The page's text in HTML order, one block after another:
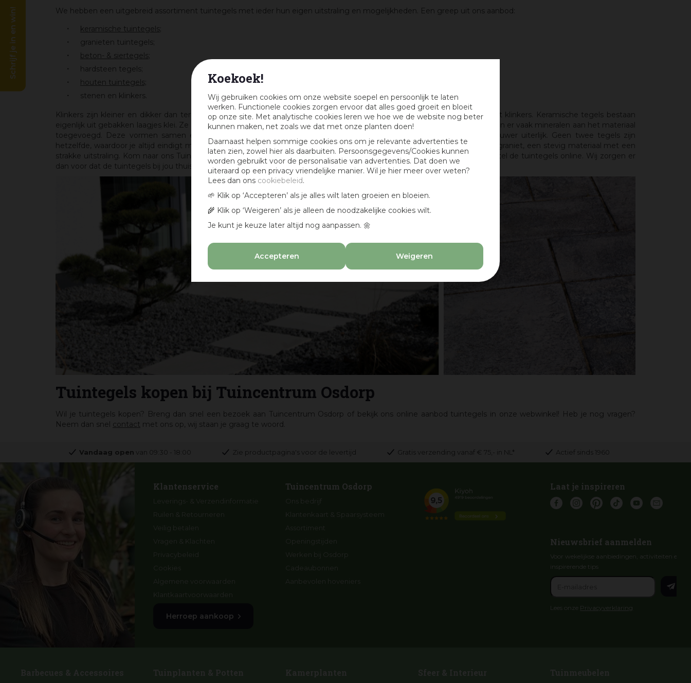
Koekoek!
Wij gebruiken cookies om onze website soepel en persoonlijk te laten
werken. Functionele cookies zorgen ervoor dat alles goed groeit en bloeit
op onze site. Met analytische cookies leren we hoe we de website nog beter
kunnen maken, net zoals we dat met onze planten doen!
Daarnaast helpen sommige cookies ons om je relevante advertenties te
laten zien, zowel hier als daarbuiten. Persoonsgegevens/Cookies kunnen
worden gebruikt voor de personalisatie van advertenties. Dat doen we
uiteraard op een privacy vriendelijke manier. Wil je hier meer over weten?
Lees dan ons cookiebeleid.
🌱 Klik op ‘Accepteren’ als je alles wilt laten groeien en bloeien.
🌾 Klik op ‘Weigeren’ als je alleen de noodzakelijke cookies wilt.
Je kunt je keuze later altijd nog aanpassen. 🌼
Accepteren Weigeren
We hebben een uitgebreid assortiment tuintegels met ieder hun eigen uitstraling en mogelijkheden. Een greep uit ons aanbod:
keramische tuintegels;
granieten tuintegels;
beton- & siertegels;
hardsteen tegels;
houten tuintegels;
stenen en klinkers.
Klinkers zijn kleiner en dikker dan terrastegels. Leg een schattig klinkerpaadje aan in je tuin of bestraat je hele terras met klinkers. Keramische tegels bestaan
eigenlijk uit gebakken laagjes klei. Ze zijn sterk en nemen veel vocht in zich op. Om de tegel nog steviger te maken, worden er vaak mineralen aan het materiaal
toegevoegd. Deze vormen samen een glazuurlaagje dat de tegel beschermt. Natuursteen tegels hebben een wat ruwer uiterlijk. Geen twee tegels zijn
hetzelfde, waardoor je altijd eindigt met een uniek terras dat niemand anders heeft. Kies bijvoorbeeld voor een terras van graniet, een stevig materiaal met een
strakke uitstraling. Kom naar ons Tuincentrum en laat je uitgebreid adviseren door onze deskundige medewerkers, of bestel de tuintegels online. Wij zorgen er
dan voor dat de tuintegels bij jou thuis worden afgeleverd. Maak jouw nieuwe terras af met tuinmeubelenen verlichting.
Tuintegels kopen bij Tuincentrum Osdorp
Wil je tuintegels kopen? Breng dan snel een bezoek aan Tuincentrum Osdorp of bekijk ons online aanbod tuintegels in onze webwinkel! Heb je nog vragen?
Neem dan snel contact met ons op, wij staan je graag te woord.
Vandaag open van 09:30 18:00 Zie productpagina's voor de levertijd Gratis verzending vanaf € 75,- in NL* Actief sinds 1960
Klantenservice
Herroep aankoop
Tuincentrum Osdorp Laat je inspireren
Nieuwsbrief aanmelden
Voor wekelijkse aanbiedingen, activiteiten en
inspirerende tips
Lees onze Privacyverklaring
Schrijf je in en win!